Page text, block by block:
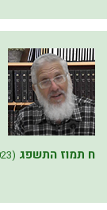
ח תמוז התשפג (27.06.2023)